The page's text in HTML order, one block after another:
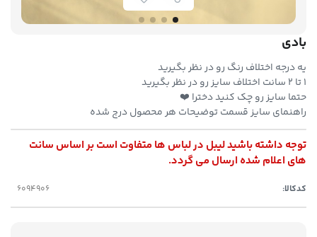
بادی
یه درجه اختلاف رنگ رو در نظر بگیرید
۱ تا ۲ سانت اختلاف سایز رو در نظر بگیرید
حتما سایز رو چک کنید دخترا ❤️
راهنمای سایز قسمت توضیحات هر محصول درج شده
توجه داشته باشید لیبل در لباس ها متفاوت است بر اساس سانت
های اعلام شده ارسال می گردد.
کدکالا: